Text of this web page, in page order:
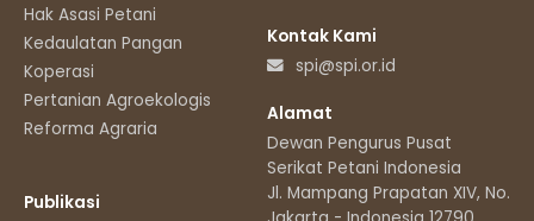
Hak Asasi Petani
Kedaulatan Pangan
Koperasi
Pertanian Agroekologis
Reforma Agraria
Publikasi
Kontak Kami
spi@spi.or.id
Alamat
Dewan Pengurus Pusat
Serikat Petani Indonesia
Jl. Mampang Prapatan XIV, No.11